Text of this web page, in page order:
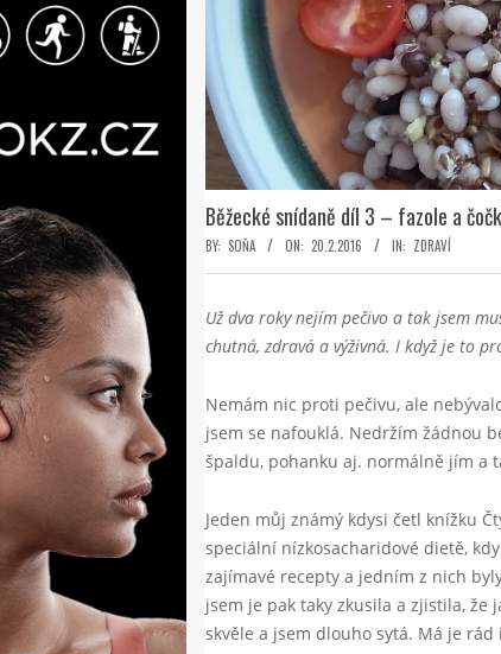
Běžecké snídaně díl 3 – fazole a
BY: SOŇA ON: 20.2.2016 IN: ZDRAVÍ
Už dva roky nejím pečivo a tak jsem
chutná, zdravá a výživná. I když je to
Nemám nic proti pečivu, ale
jsem se nafouklá. Nedržím žádnou
špaldu, pohanku aj. normálně jím a
Jeden můj známý kdysi četl knížku
speciální nízkosacharidové dietě,
zajímavé recepty a jedním z nich
jsem je pak taky zkusila a zjistila,
skvěle a jsem dlouho sytá. Má je rád